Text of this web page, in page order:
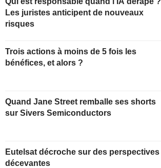
Les juristes anticipent de nouveaux
risques
Trois actions à moins de 5 fois les
bénéfices, et alors ?
Quand Jane Street remballe ses shorts
sur Sivers Semiconductors
Eutelsat décroche sur des perspectives
décevantes